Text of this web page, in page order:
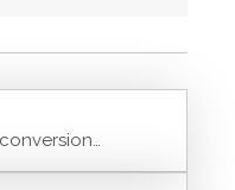
Santé mentale et reconversion : comment éviter le burn-out et rallumer son feu intérieur ?